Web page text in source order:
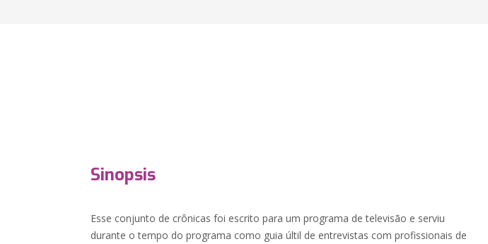
Sinopsis
Esse conjunto de crônicas foi escrito para um programa de televisão e serviu
durante o tempo do programa como guia últil de entrevistas com profissionais de